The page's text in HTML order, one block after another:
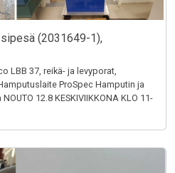
(2031649-1),
LBB 37, reikä- ja levyporat,
ProSpec Hamputin ja
12.8 KESKIVIIKKONA KLO 11-